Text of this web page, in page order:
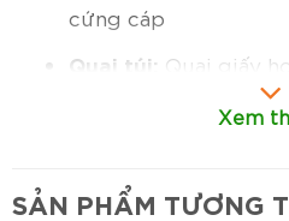
cứng cáp
Quai túi: Quai giấy
Xem
SẢN PHẨM TƯƠNG